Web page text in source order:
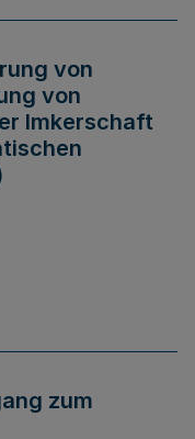
von
von
Imkerschaft
zum